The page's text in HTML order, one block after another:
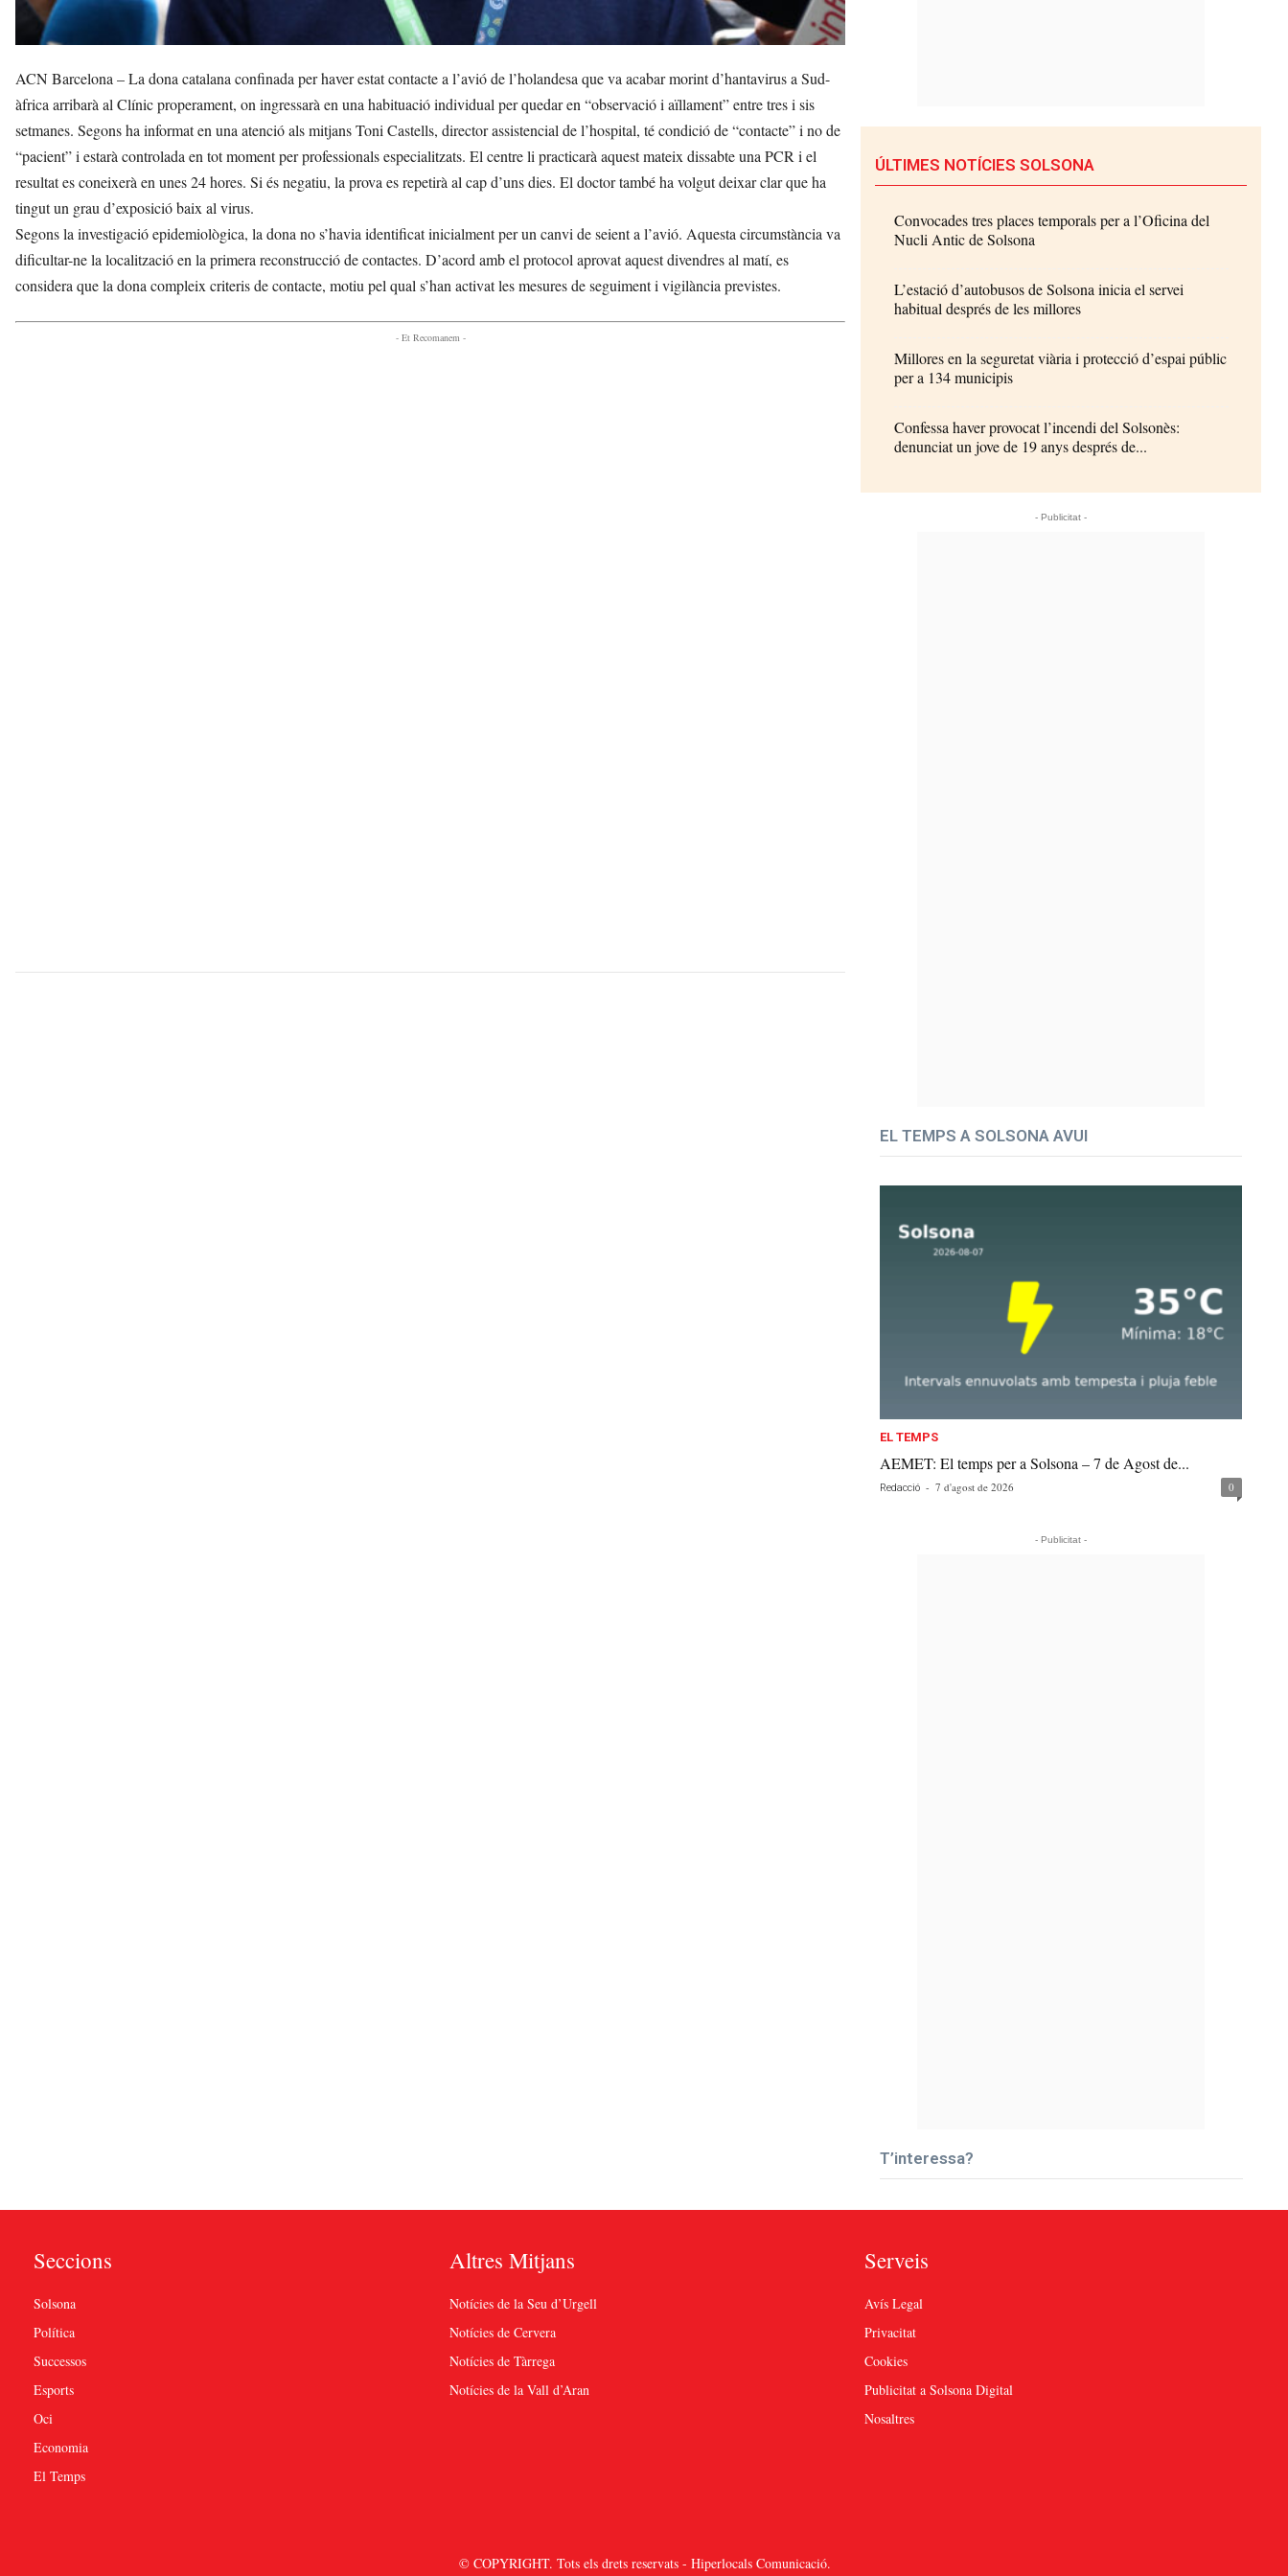
ACN Barcelona – La dona catalana confinada per haver estat contacte a l’avió de l’holandesa que va acabar morint d’hantavirus a Sud-
àfrica arribarà al Clínic properament, on ingressarà en una habituació individual per quedar en “observació i aïllament” entre tres i sis
setmanes. Segons ha informat en una atenció als mitjans Toni Castells, director assistencial de l’hospital, té condició de “contacte” i no de
“pacient” i estarà controlada en tot moment per professionals especialitzats. El centre li practicarà aquest mateix dissabte una PCR i el
resultat es coneixerà en unes 24 hores. Si és negatiu, la prova es repetirà al cap d’uns dies. El doctor també ha volgut deixar clar que ha
tingut un grau d’exposició baix al virus.
Segons la investigació epidemiològica, la dona no s’havia identificat inicialment per un canvi de seient a l’avió. Aquesta circumstància va
dificultar-ne la localització en la primera reconstrucció de contactes. D’acord amb el protocol aprovat aquest divendres al matí, es
considera que la dona compleix criteris de contacte, motiu pel qual s’han activat les mesures de seguiment i vigilància previstes.
- Et Recomanem -
ÚLTIMES NOTÍCIES SOLSONA
Convocades tres places temporals per a l’Oficina del
Nucli Antic de Solsona
L’estació d’autobusos de Solsona inicia el servei
habitual després de les millores
Millores en la seguretat viària i protecció d’espai públic
per a 134 municipis
Confessa haver provocat l’incendi del Solsonès:
denunciat un jove de 19 anys després de...
- Publicitat -
EL TEMPS A SOLSONA AVUI
EL TEMPS
AEMET: El temps per a Solsona – 7 de Agost de...
Redacció - 7 d'agost de 2026 0
- Publicitat -
T’interessa?
Seccions
Solsona
Política
Successos
Esports
Oci
Economia
El Temps
Altres Mitjans
Notícies de la Seu d’Urgell
Notícies de Cervera
Notícies de Tàrrega
Notícies de la Vall d’Aran
Serveis
Avís Legal
Privacitat
Cookies
Publicitat a Solsona Digital
Nosaltres
© COPYRIGHT. Tots els drets reservats - Hiperlocals Comunicació.